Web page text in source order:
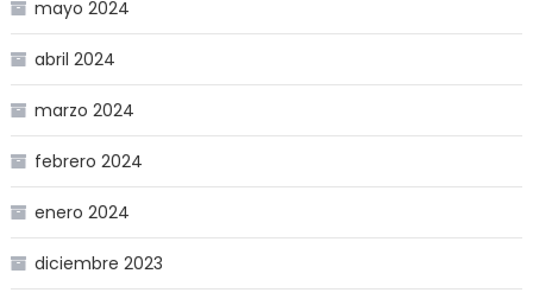
mayo 2024
abril 2024
marzo 2024
febrero 2024
enero 2024
diciembre 2023